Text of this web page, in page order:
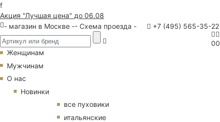
f
Акция "Лучшая цена" до 06.08
- магазин в Москве -- Схема проезда - +7 (495) 565-35-22
00
Женщинам
Мужчинам
О нас
Новинки
все пуховики
итальянские